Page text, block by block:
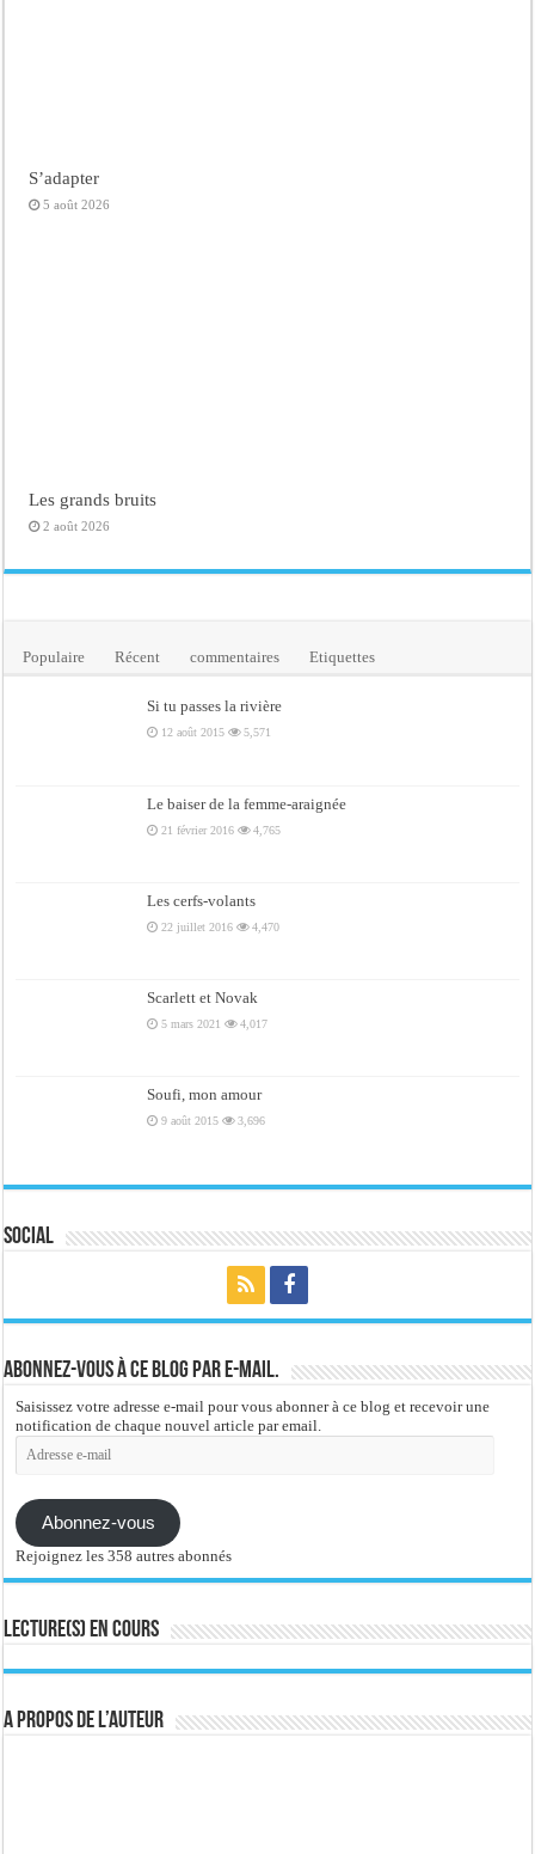
S’adapter
5 août 2026
Les grands bruits
2 août 2026
Populaire Récent commentaires Etiquettes
Si tu passes la rivière
12 août 2015 5,571
Le baiser de la femme-araignée
21 février 2016 4,765
Les cerfs-volants
22 juillet 2016 4,470
Scarlett et Novak
5 mars 2021 4,017
Soufi, mon amour
9 août 2015 3,696
Social
Abonnez-vous à ce blog par e-mail.
Saisissez votre adresse e-mail pour vous abonner à ce blog et recevoir une
notification de chaque nouvel article par email.
Adresse
e-
Abonnez-vous
Rejoignez les 358 autres abonnés
Lecture(s) en cours
A propos de l’auteur